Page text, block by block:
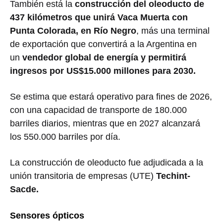
También está la construcción del oleoducto de
437 kilómetros que unirá Vaca Muerta con
Punta Colorada, en Río Negro, más una terminal
de exportación que convertirá a la Argentina en
un vendedor global de energía y permitirá
ingresos por US$15.000 millones para 2030.
Se estima que estará operativo para fines de 2026,
con una capacidad de transporte de 180.000
barriles diarios, mientras que en 2027 alcanzará
los 550.000 barriles por día.
La construcción de oleoducto fue adjudicada a la
unión transitoria de empresas (UTE) Techint-
Sacde.
Sensores ópticos